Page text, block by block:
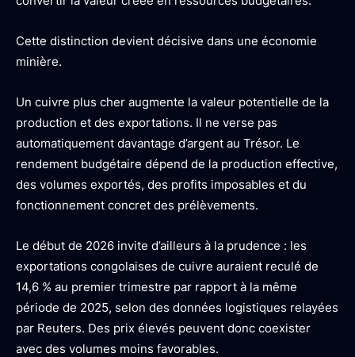
Cette distinction devient décisive dans une économie
minière.
Un cuivre plus cher augmente la valeur potentielle de la
production et des exportations. Il ne verse pas
automatiquement davantage d’argent au Trésor. Le
rendement budgétaire dépend de la production effective,
des volumes exportés, des profits imposables et du
fonctionnement concret des prélèvements.
Le début de 2026 invite d’ailleurs à la prudence : les
exportations congolaises de cuivre auraient reculé de
14,6 % au premier trimestre par rapport à la même
période de 2025, selon des données logistiques relayées
par Reuters. Des prix élevés peuvent donc coexister
avec des volumes moins favorables.